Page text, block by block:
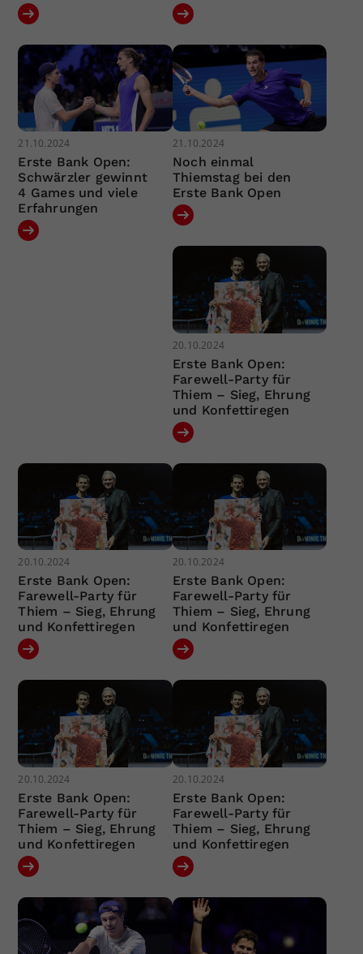
21.10.2024
Erste Bank Open:
Schwärzler gewinnt
4 Games und viele
Erfahrungen
21.10.2024
Noch einmal
Thiemstag bei den
Erste Bank Open
20.10.2024
Erste Bank Open:
Farewell-Party für
Thiem – Sieg, Ehrung
und Konfettiregen
20.10.2024
Erste Bank Open:
Farewell-Party für
Thiem – Sieg, Ehrung
und Konfettiregen
20.10.2024
Erste Bank Open:
Farewell-Party für
Thiem – Sieg, Ehrung
und Konfettiregen
20.10.2024
Erste Bank Open:
Farewell-Party für
Thiem – Sieg, Ehrung
und Konfettiregen
20.10.2024
Erste Bank Open:
Farewell-Party für
Thiem – Sieg, Ehrung
und Konfettiregen